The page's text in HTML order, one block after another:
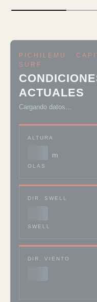
PICHILEMU ·
SURF
ACTUALES
Cargando datos...
ALTURA
m
OLAS
DIR. SWELL
SWELL
DIR. VIENTO